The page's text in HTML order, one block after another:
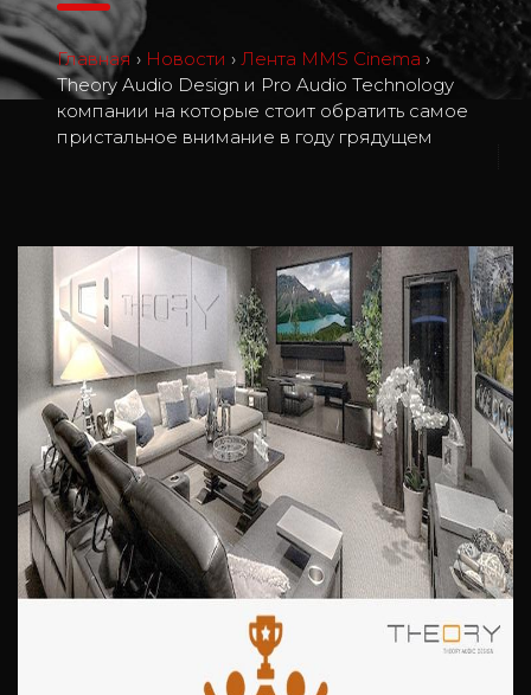
Главная › Новости › Лента MMS Cinema ›
Theory Audio Design и Pro Audio Technology
компании на которые стоит обратить самое
пристальное внимание в году грядущем